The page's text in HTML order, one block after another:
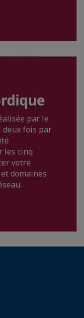
par le
deux fois par
les cinq
votre
domaines